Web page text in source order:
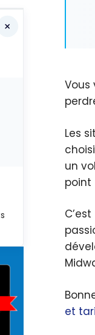
Vous
Les
un
point
et